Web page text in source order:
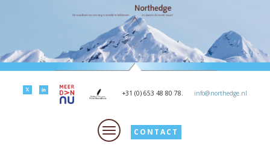
+31 (0) 653 48 80 78. info@northedge.nl
CONTACT